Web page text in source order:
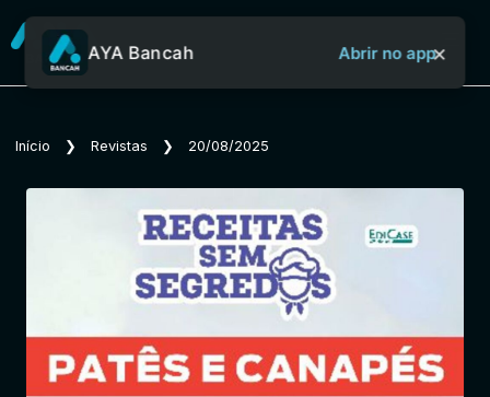
Sobre o Aya Bancah
Início
Revistas
Jornais
AYA Bancah Abrir no app×
Início ❯ Revistas ❯ 20/08/2025